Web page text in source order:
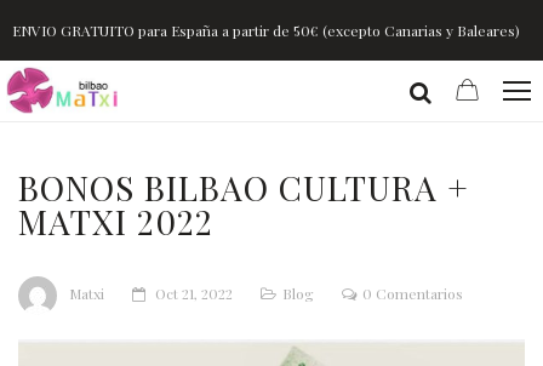
ENVIO GRATUITO para España a partir de 50€ (excepto Canarias y Baleares)
BONOS BILBAO CULTURA +
MATXI 2022
Matxi Oct 21, 2022 Blog 0 Comentarios